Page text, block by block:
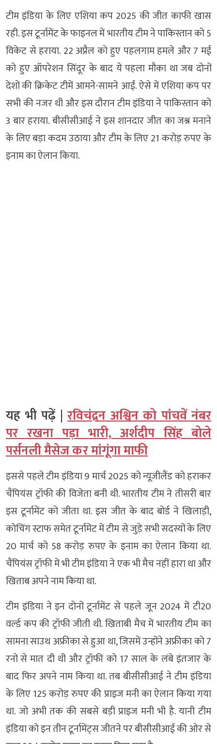
टीम इंडिया के लिए एशिया कप 2025 की जीत काफी खास
रही. इस टूर्नामेंट के फाइनल में भारतीय टीम ने पाकिस्तान को 5
विकेट से हराया. 22 अप्रैल को हुए पहलगाम हमले और 7 मई
को हुए ऑपरेशन सिंदूर के बाद ये पहला मौका था जब दोनों
देशों की क्रिकेट टीमें आमने-सामने आईं. ऐसे में एशिया कप पर
सभी की नजर थी और इस दौरान टीम इंडिया ने पाकिस्तान को
3 बार हराया. बीसीसीआई ने इस शानदार जीत का जश्न मनाने
के लिए बड़ा कदम उठाया और टीम के लिए 21 करोड़ रुपए के
इनाम का ऐलान किया.
यह भी पढ़ें | रविचंद्रन अश्विन को पांचवें नंबर
पर रखना पड़ा भारी, अर्शदीप सिंह बोले
पर्सनली मैसेज कर मांगूंगा माफी
इससे पहले टीम इंडिया 9 मार्च 2025 को न्यूजीलैंड को हराकर
चैंपियंस ट्रॉफी की विजेता बनी थी. भारतीय टीम ने तीसरी बार
इस टूर्नामेंट को जीता था. इस जीत के बाद बोर्ड ने खिलाड़ी,
कोचिंग स्टाफ समेत टूर्नामेंट में टीम से जुड़े सभी सदस्यों के लिए
20 मार्च को 58 करोड़ रुपए के इनाम का ऐलान किया था.
चैंपियंस ट्रॉफी में भी टीम इंडिया ने एक भी मैच नहीं हारा था और
खिताब अपने नाम किया था.
टीम इंडिया ने इन दोनों टूर्नामेंट से पहले जून 2024 में टी20
वर्ल्ड कप की ट्रॉफी जीती थी. खिताबी मैच में भारतीय टीम का
सामना साउथ अफ्रीका से हुआ था, जिसमें उन्होंने अफ्रीका को 7
रनों से मात दी थी और ट्रॉफी को 17 साल के लंबे इंतजार के
बाद फिर अपने नाम किया था. तब बीसीसीआई ने टीम इंडिया
के लिए 125 करोड़ रुपए की प्राइज मनी का ऐलान किया गया
था. जो अभी तक की सबसे बड़ी प्राइज मनी भी है. यानी टीम
इंडिया को इन तीन टूर्नामेंट्स जीतने पर बीसीसीआई की ओर से